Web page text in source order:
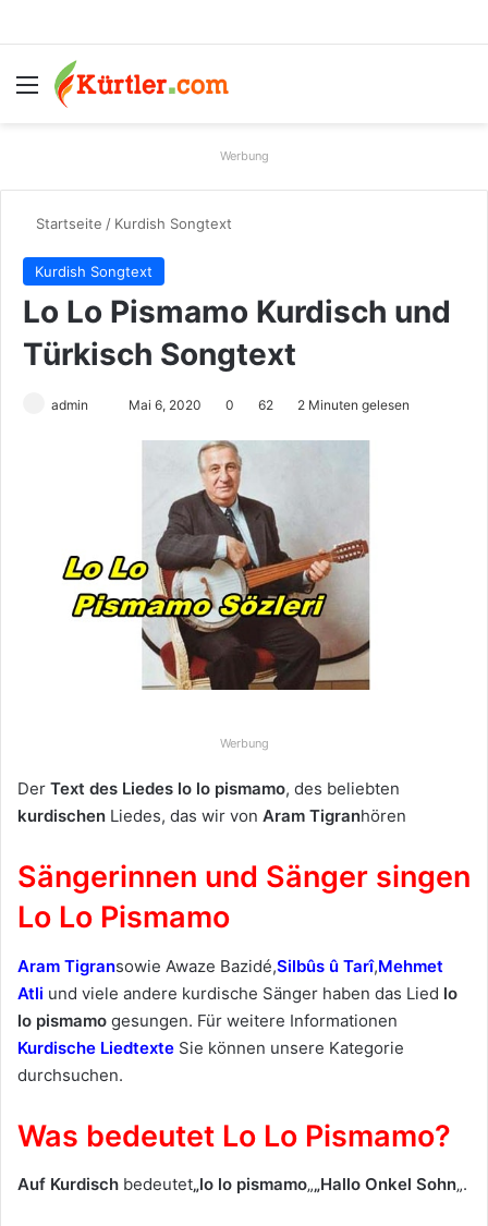
Menü
Werbung
Startseite / Kurdish Songtext
Kurdish Songtext
Lo Lo Pismamo Kurdisch und
Türkisch Songtext
admin
n
e
a
Mai 6, 2020 0 62 2 Minuten gelesen
Werbung
Der Text des Liedes lo lo pismamo, des beliebten
kurdischen Liedes, das wir von Aram Tigranhören
Sängerinnen und Sänger singen
Lo Lo Pismamo
Aram Tigransowie Awaze Bazidé,Silbûs û Tarî,Mehmet
Atli und viele andere kurdische Sänger haben das Lied lo
lo pismamo gesungen. Für weitere Informationen
Kurdische Liedtexte Sie können unsere Kategorie
durchsuchen.
Was bedeutet Lo Lo Pismamo?
Auf Kurdisch bedeutet„lo lo pismamo„„Hallo Onkel Sohn„.